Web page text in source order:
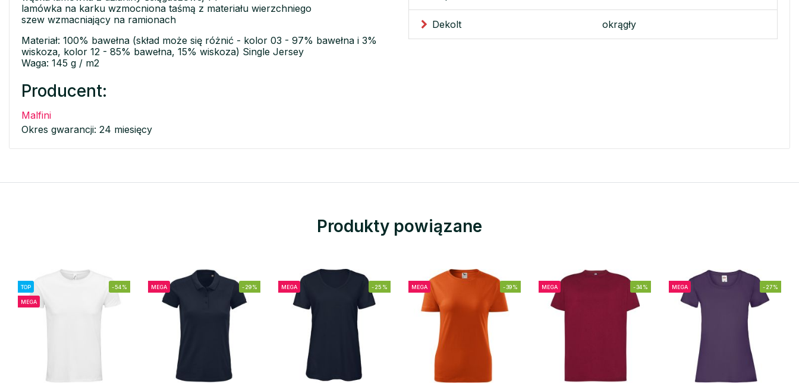
lamówka na karku wzmocniona taśmą z materiału wierzchniego
szew wzmacniający na ramionach
Materiał: 100% bawełna (skład może się różnić - kolor 03 - 97% bawełna i 3%
wiskoza, kolor 12 - 85% bawełna, 15% wiskoza) Single Jersey
Waga: 145 g / m2
Producent:
Malfini
Okres gwarancji: 24 miesięcy
Dekolt okrągły
Produkty powiązane
TOP
MEGA
-54% MEGA -29% MEGA -25% MEGA -39% MEGA -34% MEGA -27%